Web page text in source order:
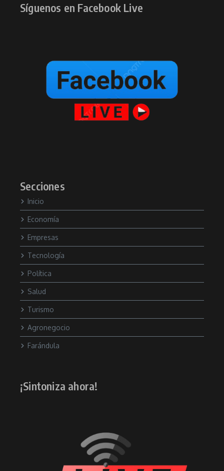
Síguenos en Facebook Live
Secciones
Inicio
Economía
Empresas
Tecnología
Política
Salud
Turismo
Agronegocio
Farándula
¡Sintoniza ahora!